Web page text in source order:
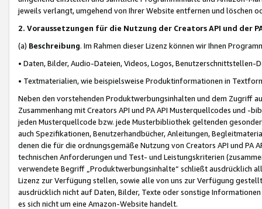
jeweils verlangt, umgehend von Ihrer Website entfernen und löschen
2. Voraussetzungen für die Nutzung der Creators API und der
(a) Beschreibung. Im Rahmen dieser Lizenz können wir Ihnen
• Daten, Bilder, Audio-Dateien, Videos, Logos, Benutzerschnittstellen-
• Textmaterialien, wie beispielsweise Produktinformationen in
Neben den vorstehenden Produktwerbungsinhalten und dem Zugriff
Zusammenhang mit Creators API und PA API Musterquellcodes und
jeden Musterquellcode bzw. jede Musterbibliothek geltenden
auch Spezifikationen, Benutzerhandbücher, Anleitungen,
denen die für die ordnungsgemäße Nutzung von Creators API und PA
technischen Anforderungen und Test- und Leistungskriterien
verwendete Begriff „Produktwerbungsinhalte“ schließt ausdrücklich
Lizenz zur Verfügung stellen, sowie alle von uns zur Verfügung
ausdrücklich nicht auf Daten, Bilder, Texte oder sonstige
es sich nicht um eine Amazon-Website handelt.